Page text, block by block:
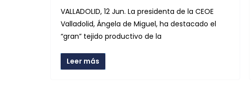
VALLADOLID, 12 Jun. La presidenta de la CEOE
Valladolid, Ángela de Miguel, ha destacado el
“gran” tejido productivo de la
Leer más